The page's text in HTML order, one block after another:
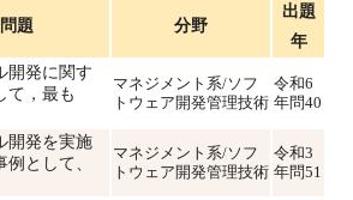
問題 分野
出題
年
開発に関す
て，最も
マネジメント系/ソフ
トウェア開発管理技術
令和6
年問40
開発を実施
例として、
マネジメント系/ソフ
トウェア開発管理技術
令和3
年問51